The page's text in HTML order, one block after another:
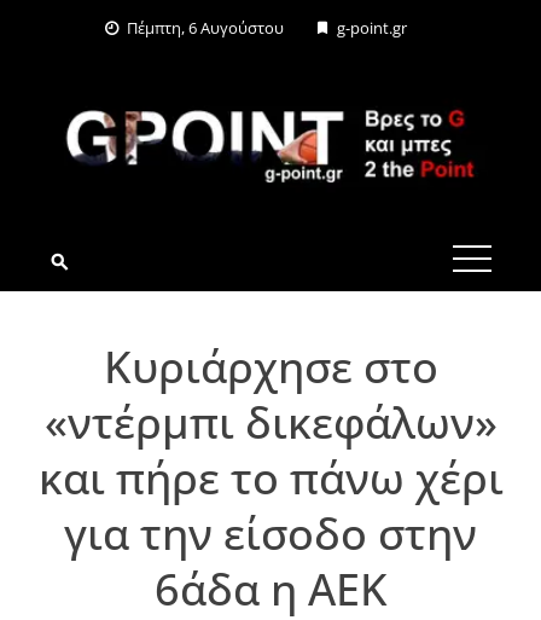
Πέμπτη, 6 Αυγούστου g-point.gr
G-POINT.GR
Κυριάρχησε στο
«ντέρμπι δικεφάλων»
και πήρε το πάνω χέρι
για την είσοδο στην
6άδα η ΑΕΚ